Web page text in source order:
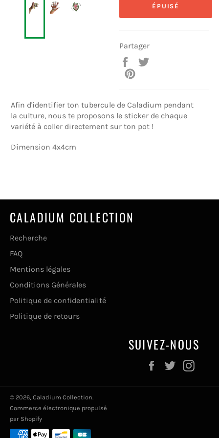
ÉPUISÉ
Partager
Partager
sur
Afin d'identifier ton tubercule de Caladium pendant
la culture, nous te proposons le sticker de chaque
variété à coller directement sur ton pot !
Dimension 4x4cm
CALADIUM COLLECTION
Recherche
FAQ
Mentions légales
Conditions Générales
Politique de confidentialité
Politique de retours
SUIVEZ-NOUS
Facebook
Twitter
© 2026, Caladium Collection.
Commerce électronique propulsé
par Shopify
Moyens